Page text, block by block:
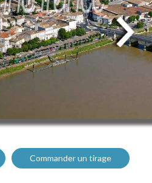
Commander un tirage